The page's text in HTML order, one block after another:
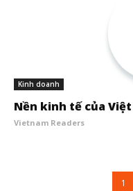
Kinh doanh
Nền kinh tế của
Vietnam Readers
1